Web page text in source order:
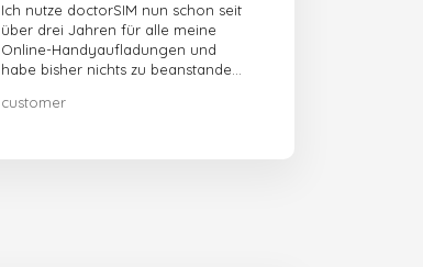
Ich nutze doctorSIM nun schon seit
über drei Jahren für alle meine
Online-Handyaufladungen und
habe bisher nichts zu beanstanden!!
customer